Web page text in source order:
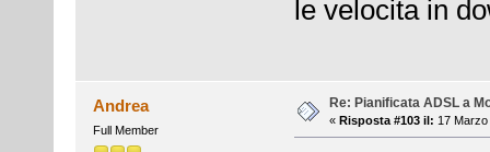
le velocita in
Andrea
Full Member
Re: Pianificata ADSL a
« Risposta #103 il: 17